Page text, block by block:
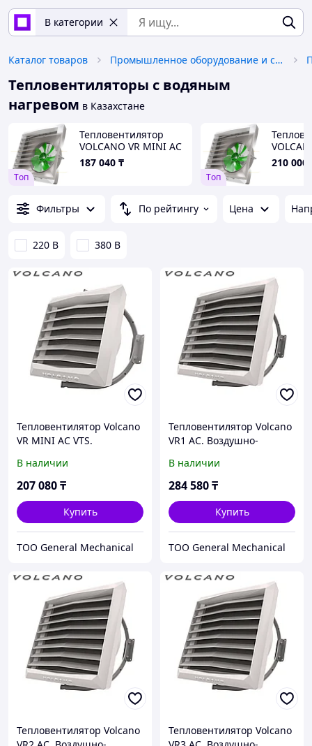
В категории
Каталог товаров Промышленное оборудование и станки
Тепловентиляторы с водяным
нагревом в Казахстане
Tоп
Тепловентилятор
VOLCANO VR MINI AC
мощность до 20 кВт
187 040 ₸
Tоп
210 000
Фильтры По рейтингу Цена
220 В 380 В
Тепловентилятор Volcano
VR MINI АС VTS.
агрегат Volcano MINI.
Обогреватель Вулкан
В наличии
207 080₸
Купить
ТОО General Mechanical
Тепловентилятор Volcano
VR1 AC. Воздушно-
Volcano VR1 AC.
Тепловентилятор Вулкан
В наличии
284 580₸
Купить
ТОО General Mechanical
Тепловентилятор Volcano
Тепловентилятор Volcano